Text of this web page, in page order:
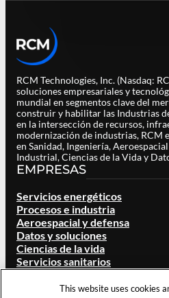
RCM Technologies, Inc. (Nasdaq:
soluciones empresariales y
mundial en segmentos clave del
construir y habilitar las Industrias
en la intersección de recursos,
modernización de industrias, RCM
en Sanidad, Ingeniería,
Industrial, Ciencias de la Vida y
EMPRESAS
Servicios energéticos
Procesos e industria
Aeroespacial y defensa
Datos y soluciones
Ciencias de la vida
Servicios sanitarios
ACERCA DE RCM
This website uses cookies